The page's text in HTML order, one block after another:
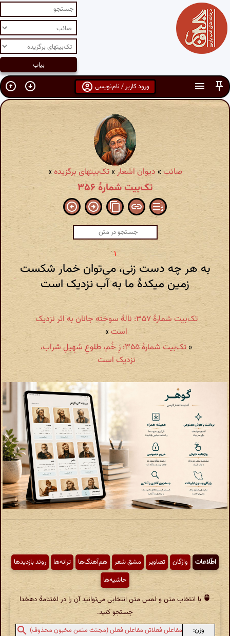
ورود کاربر / نام‌نویسی
صائب»دیوان اشعار »تک‌بیتهای برگزیده»
تک‌بیت شمارهٔ ۳۵۶
به هر چه دست زنی، می‌توان خمار شکست
زمین میکدهٔ ما به آب نزدیک است
تک‌بیت شمارهٔ ۳۵۷: نالهٔ سوخته جانان به اثر نزدیک
است»
«
تک‌بیت شمارهٔ ۳۵۵: زِ خُم، طلوعِ سُهِیلِ شراب،
نزدیک است
اطّلاعات واژگان تصاویر مشق شعر هم‌آهنگ‌ها ترانه‌ها
روند بازدیدها
حاشیه‌ها
با انتخاب متن و لمس متن انتخابی می‌توانید آن را در لغتنامهٔ دهخدا
جستجو کنید.
وزن:
مفاعلن فعلاتن مفاعلن فعلن (مجتث مثمن مخبون محذوف)